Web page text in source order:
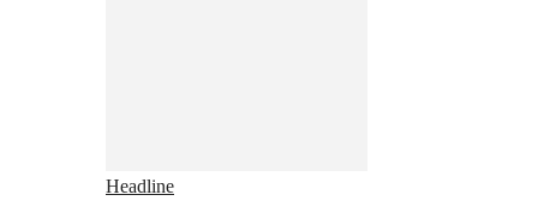
Headline